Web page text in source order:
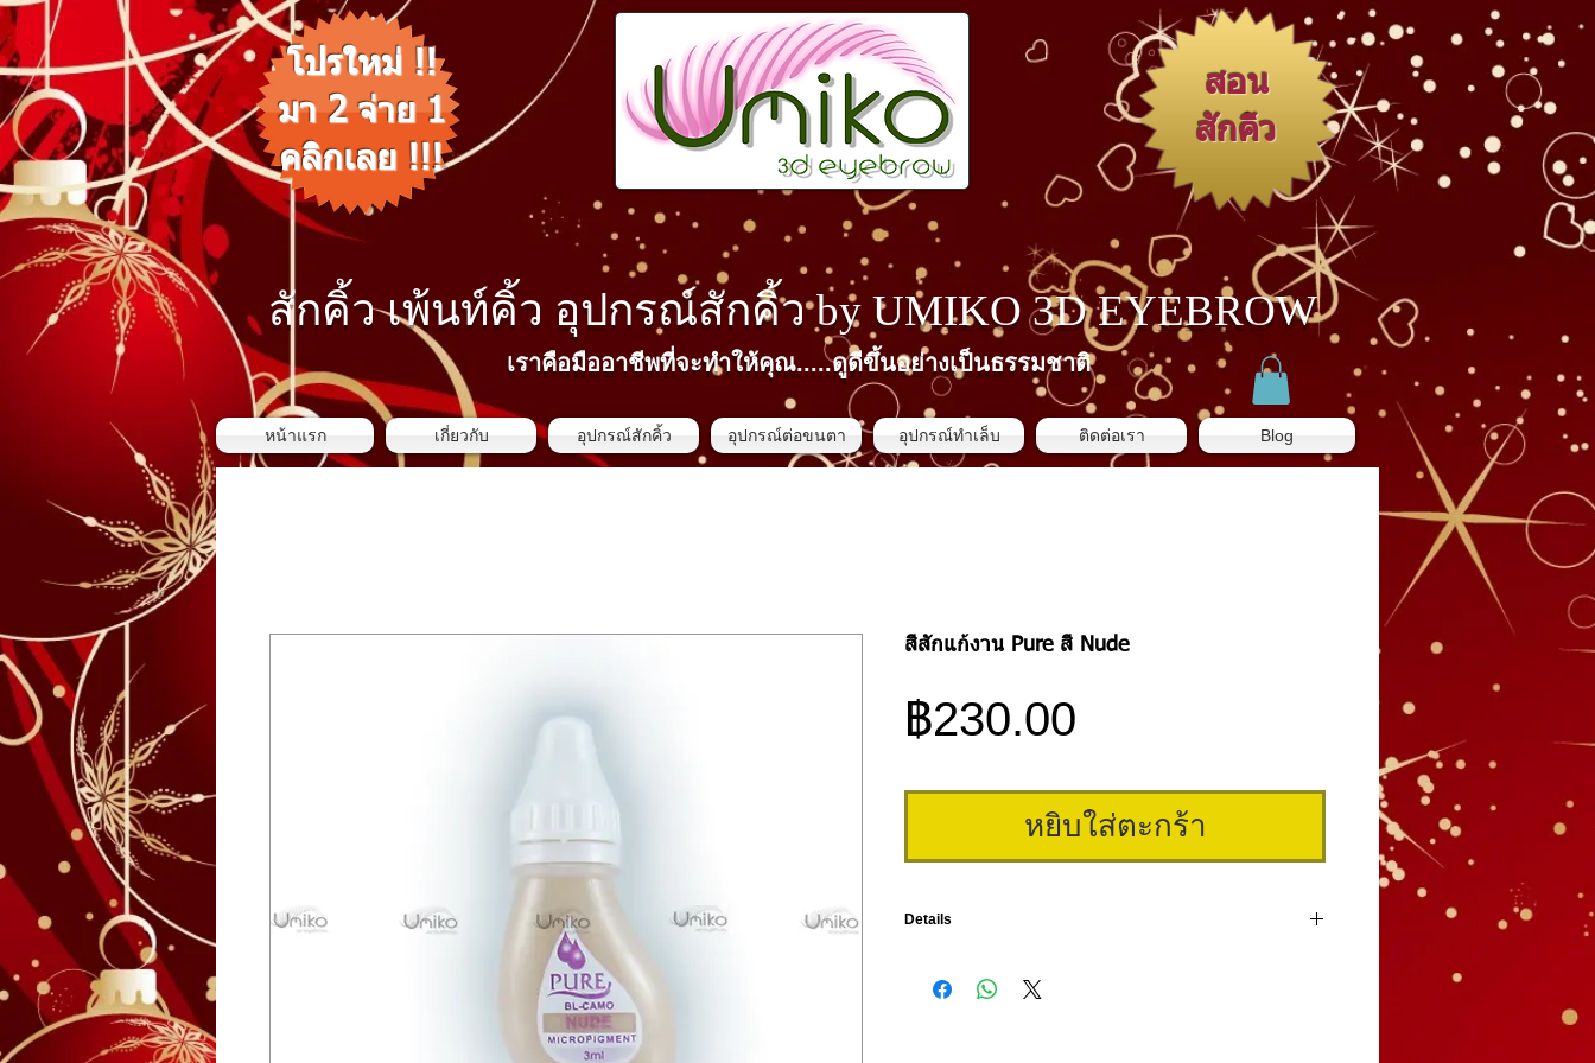
สักคิ้ว เพ้นท์คิ้ว​ อุปกรณ์สักคิ้ว by UMIKO 3D EYEBROW
เราคือมืออาชีพที่จะทำให้คุณ.....ดูดีขึ้นอย่างเป็นธรรมชาติ
สอน
สักคิ้ว
โปรใหม่ !!
มา 2 จ่าย 1
คลิกเลย !!!
หน้าแรก เกี่ยวกับ อุปกรณ์สักคิ้ว อุปกรณ์ต่อขนตา อุปกรณ์ทำเล็บ ติดต่อเรา Blog
สีสักแก้งาน Pure สี Nude
฿230.00
หยิบใส่ตะกร้า
Details
หน้าของโลก เนื้อสีมีลักษณะเป็นน้ำ สักติดง่าย สีสวยมีมิติ